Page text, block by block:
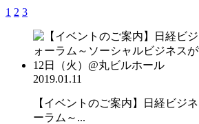
1 2 3
2019.01.11
【イベントのご案内】日経ビジ
ーラム～...